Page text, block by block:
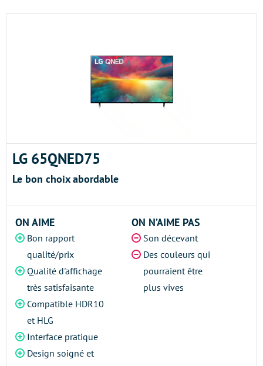
LG 65QNED75
Le bon choix abordable
ON AIME
Bon rapport
qualité/prix
Qualité d'affichage
très satisfaisante
Compatible HDR10
et HLG
Interface pratique
Design soigné et
ON N’AIME PAS
Son décevant
Des couleurs qui
pourraient être
plus vives